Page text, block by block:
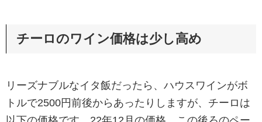
チーロのワイン価格は少し高め
リーズナブルなイタ飯だったら、ハウスワインがボ
トルで2500円前後からあったりしますが、チーロは